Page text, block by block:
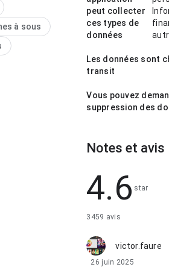
équilibre donne
à sous
peut collecter
ces types de
données
Les données sont
transit
Vous pouvez
suppression des
Notes et avis
4.6 star
3459 avis
victor.faure
26 juin 2025